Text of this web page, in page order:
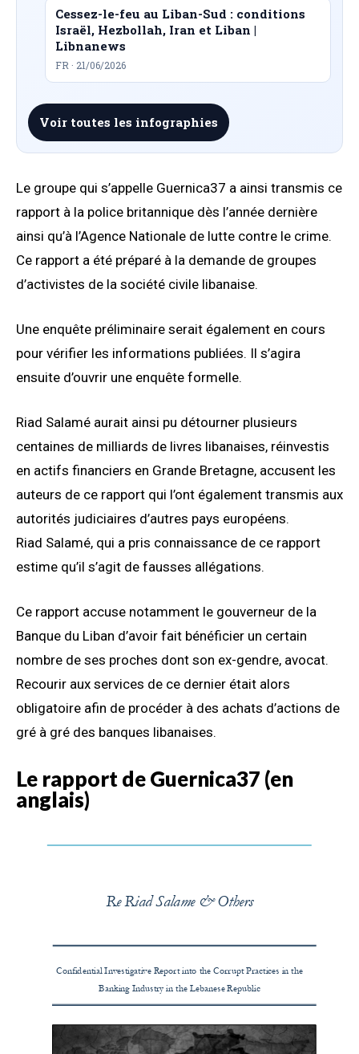
Cessez-le-feu au Liban-Sud : conditions
Israël, Hezbollah, Iran et Liban |
Libnanews
FR · 21/06/2026
Voir toutes les infographies
Le groupe qui s’appelle Guernica37 a ainsi transmis ce
rapport à la police britannique dès l’année dernière
ainsi qu’à l’Agence Nationale de lutte contre le crime.
Ce rapport a été préparé à la demande de groupes
d’activistes de la société civile libanaise.
Une enquête préliminaire serait également en cours
pour vérifier les informations publiées. Il s’agira
ensuite d’ouvrir une enquête formelle.
Riad Salamé aurait ainsi pu détourner plusieurs
centaines de milliards de livres libanaises, réinvestis
en actifs financiers en Grande Bretagne, accusent les
auteurs de ce rapport qui l’ont également transmis aux
autorités judiciaires d’autres pays européens.
Riad Salamé, qui a pris connaissance de ce rapport
estime qu’il s’agit de fausses allégations.
Ce rapport accuse notamment le gouverneur de la
Banque du Liban d’avoir fait bénéficier un certain
nombre de ses proches dont son ex-gendre, avocat.
Recourir aux services de ce dernier était alors
obligatoire afin de procéder à des achats d’actions de
gré à gré des banques libanaises.
Le rapport de Guernica37 (en
anglais)